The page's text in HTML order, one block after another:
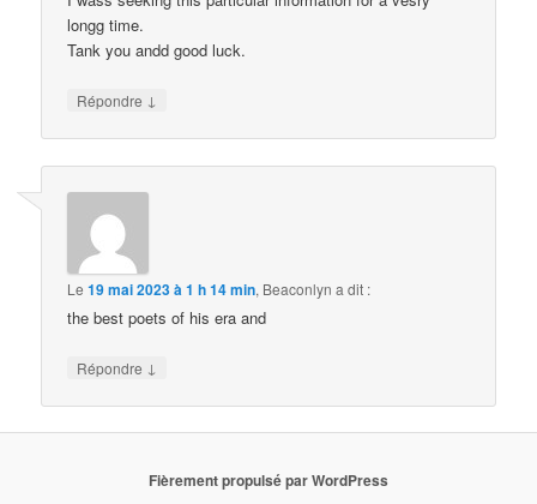
longg time.
Tank you andd good luck.
Répondre ↓
Le19 mai 2023 à 1 h 14 min, Beaconlyn a dit :
the best poets of his era and
Répondre ↓
Fièrement propulsé par WordPress